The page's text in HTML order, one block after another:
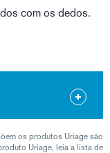
com os dedos.
os produtos Uriage são
Uriage, leia a lista de